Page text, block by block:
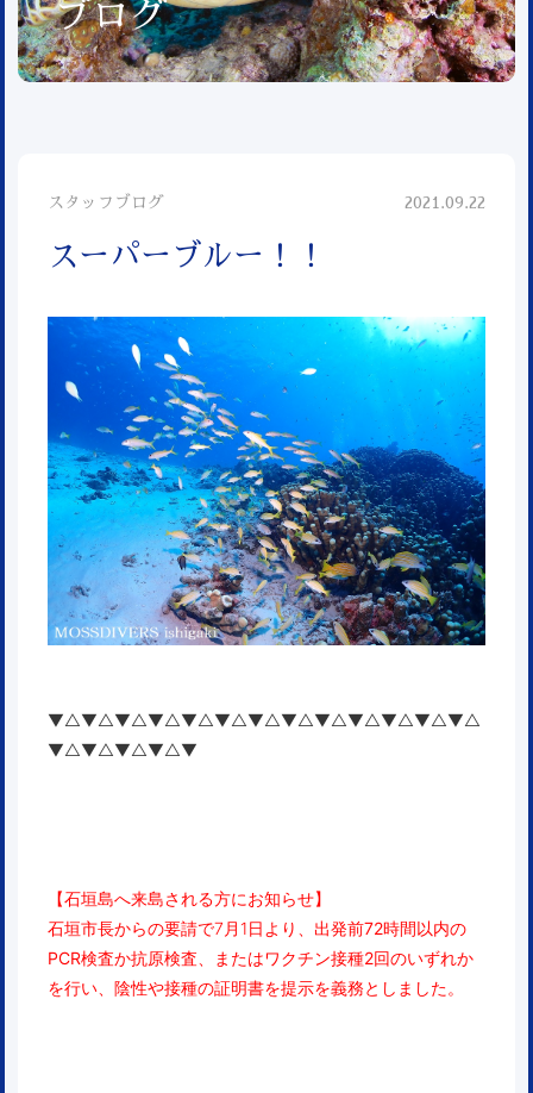
ブログ
スタッフブログ 2021.09.22
スーパーブルー！！
▼△▼△▼△▼△▼△▼△▼△▼△▼△▼△▼△▼△▼△
▼△▼△▼△▼△▼
【石垣島へ来島される方にお知らせ】
石垣市長からの要請で7月1日より、出発前72時間以内の
PCR検査か抗原検査 、またはワクチン接種2回のいずれか
を行い、陰性や接種の証明書を提示を義務としました。